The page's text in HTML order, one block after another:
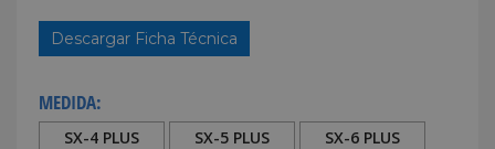
Descargar Ficha Técnica
MEDIDA:
SX-4 PLUS SX-5 PLUS
SX-6 PLUS